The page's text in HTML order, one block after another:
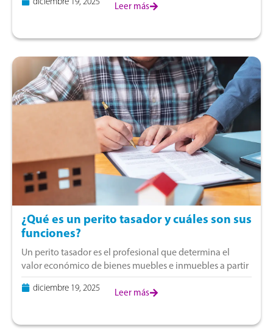
proceso implica
Leer más
¿Qué es un perito tasador y cuáles son sus
funciones?
Un perito tasador es el profesional que determina el
valor económico de bienes muebles e inmuebles a partir
de análisis técnicos y criterios reconocidos. Su labor se
utiliza en trámites
diciembre 19, 2025 Leer más